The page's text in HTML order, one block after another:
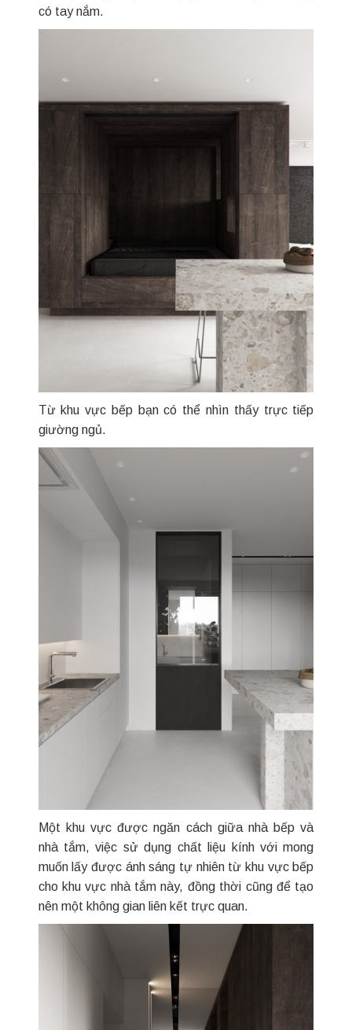
có tay nắm.
Từ khu vực bếp bạn có thể nhìn thấy trực tiếp
giường ngủ.
Một khu vực được ngăn cách giữa nhà bếp và
nhà tắm, việc sử dụng chất liệu kính với mong
muốn lấy được ánh sáng tự nhiên từ khu vực bếp
cho khu vực nhà tắm này, đồng thời cũng để tạo
nên một không gian liên kết trực quan.